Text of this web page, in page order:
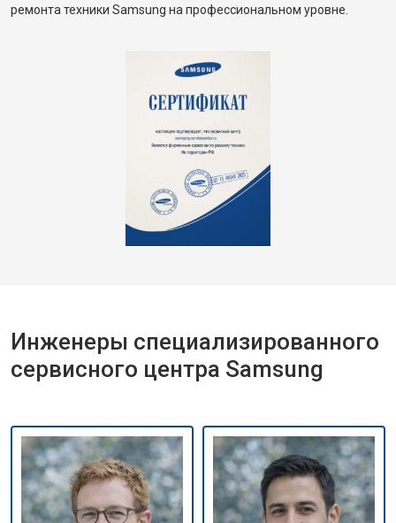
ремонта техники Samsung на профессиональном уровне.
Инженеры специализированного
сервисного центра Samsung